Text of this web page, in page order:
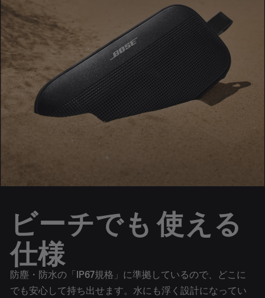
ビーチでも 使える
仕様
防塵・防水の「IP67規格」に準拠しているので、どこに
でも安心して持ち出せます。水にも浮く設計になってい